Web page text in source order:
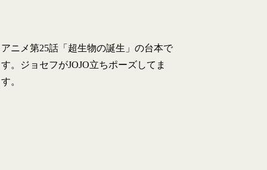
アニメ第25話「超生物の誕生」の台本で
す。ジョセフがJOJO立ちポーズしてま
す。